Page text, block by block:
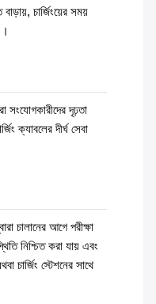
চার্জিংয়ের সময়
সংযোগকারীদের দৃঢ়তা
ক্যাবলের দীর্ঘ সেবা
চালানের আগে পরীক্ষা
নিশ্চিত করা যায় এবং
চার্জিং স্টেশনের সাথে